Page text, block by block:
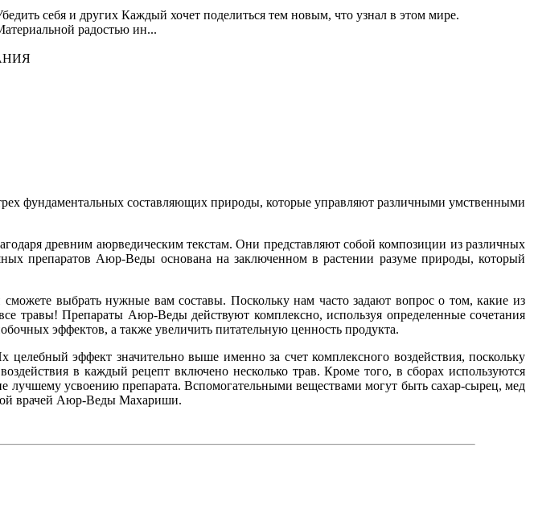
себя и других Каждый хочет поделиться тем новым, что узнал в этом мире.
радостью ин...
фундаментальных составляющих природы, которые управляют различными умственными
древним аюрведическим текстам. Они представляют собой композиции из различных
препаратов Аюр-Веды основана на заключенном в растении разуме природы, который
выбрать нужные вам составы. Поскольку нам часто задают вопрос о том, какие из
травы! Препараты Аюр-Веды действуют комплексно, используя определенные сочетания
эффектов, а также увеличить питательную ценность продукта.
эффект значительно выше именно за счет комплексного воздействия, поскольку
в каждый рецепт включено несколько трав. Кроме того, в сборах используются
усвоению препарата. Вспомогательными веществами могут быть сахар-сырец, мед
врачей Аюр-Веды Махариши.